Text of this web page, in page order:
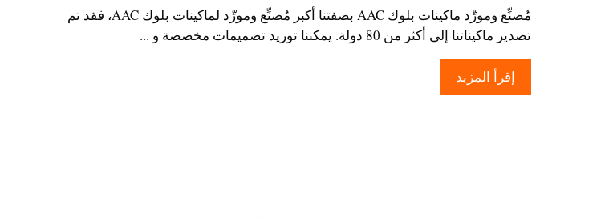
مُصنِّع ومورِّد ماكينات بلوك AAC بصفتنا أكبر مُصنِّع ومورِّد لماكينات بلوك AAC، فقد تم
تصدير ماكيناتنا إلى أكثر من 80 دولة. يمكننا توريد تصميمات مخصصة و ...
إقرأ المزيد